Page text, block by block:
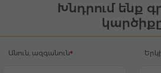
Խնդրում ենք
Անուն, ազգանուն